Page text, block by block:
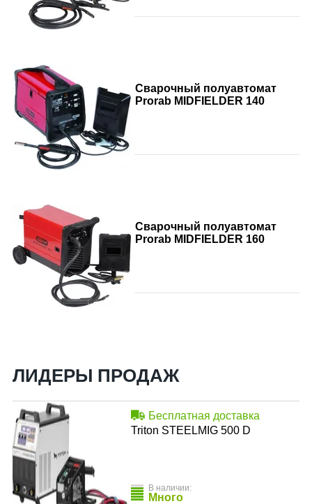
Сварочный полуавтомат
Prorab MIDFIELDER 140
Сварочный полуавтомат
Prorab MIDFIELDER 160
ЛИДЕРЫ ПРОДАЖ
Бесплатная доставка
Triton STEELMIG 500 D
В наличии:
Много